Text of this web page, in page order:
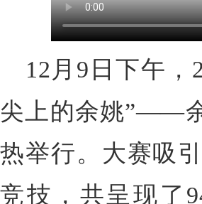
12月9日下午，
尖上的余姚”——
热举行。大赛吸
竞技，共呈现了